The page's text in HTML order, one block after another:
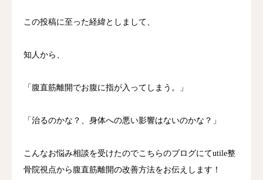
この投稿に至った経緯としまして、
知人から、
「腹直筋離開でお腹に指が入ってしまう。」
「治るのかな？、身体への悪い影響はないのかな？」
こんなお悩み相談を受けたのでこちらのブログにてutile整
骨院視点から腹直筋離開の改善方法をお伝えします！